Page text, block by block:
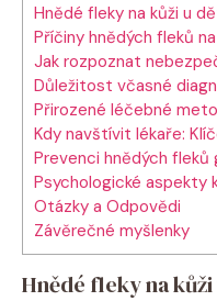
Hnědé fleky na kůži u
Příčiny hnědých fleků
Jak rozpoznat
Důležitost včasné
Přirozené léčebné
Kdy navštívit lékaře:
Prevenci hnědých fleků
Psychologické aspekty
Otázky a Odpovědi
Závěrečné myšlenky
Hnědé fleky na